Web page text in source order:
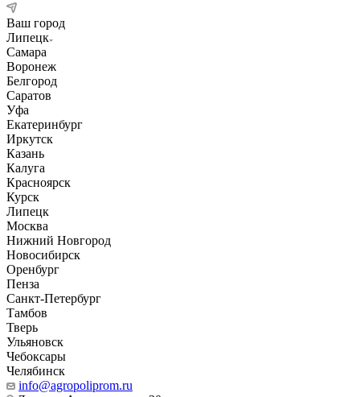
Ваш город
Липецк
Самара
Воронеж
Белгород
Саратов
Уфа
Екатеринбург
Иркутск
Казань
Калуга
Красноярск
Курск
Липецк
Москва
Нижний Новгород
Новосибирск
Оренбург
Пенза
Санкт-Петербург
Тамбов
Тверь
Ульяновск
Чебоксары
Челябинск
info@agropoliprom.ru